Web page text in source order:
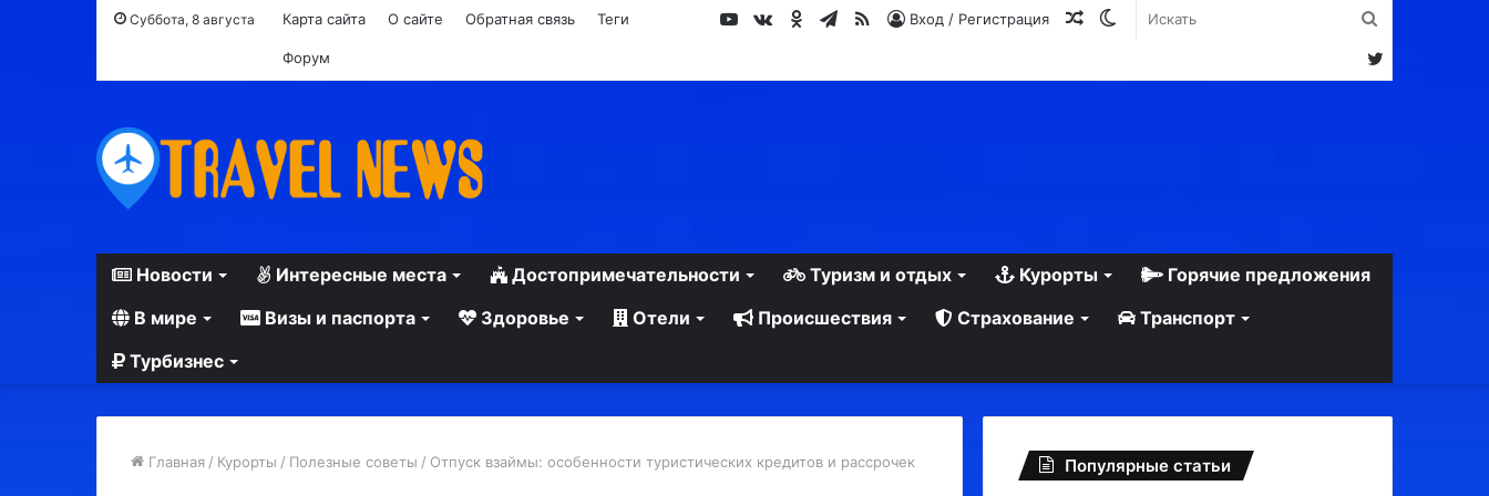
Суббота, 8 августа Карта сайта О сайте Обратная связь Теги
Форум
Switch
Случайная
Вход / Регистрация
RSS
Telegram
Одноклассники
vk.com
YouTube
Twitter
Новости Интересные места Достопримечательности Туризм и отдых Курорты
Горячие предложения
В мире
Визы и паспорта Здоровье Отели Происшествия Страхование
Транспорт
Турбизнес
Главная / Курорты / Полезные советы / Отпуск взаймы: особенности туристических кредитов и рассрочек Популярные статьи